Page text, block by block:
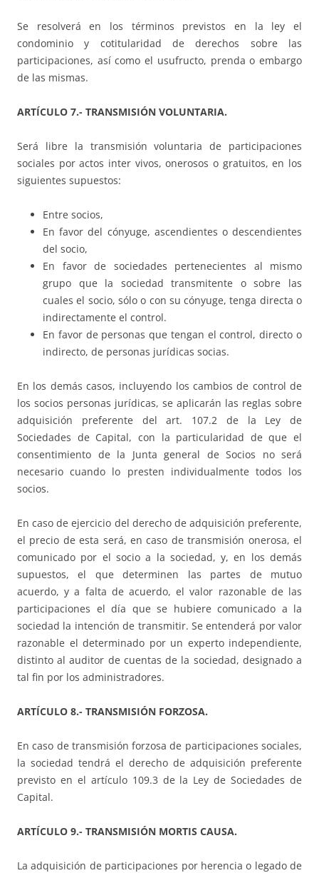
Se resolverá en los términos previstos en la ley el
condominio y cotitularidad de derechos sobre las
participaciones, así como el usufructo, prenda o embargo
de las mismas.
ARTÍCULO 7.- TRANSMISIÓN VOLUNTARIA.
Será libre la transmisión voluntaria de participaciones
sociales por actos inter vivos, onerosos o gratuitos, en los
siguientes supuestos:
Entre socios,
En favor del cónyuge, ascendientes o descendientes
del socio,
En favor de sociedades pertenecientes al mismo
grupo que la sociedad transmitente o sobre las
cuales el socio, sólo o con su cónyuge, tenga directa o
indirectamente el control.
En favor de personas que tengan el control, directo o
indirecto, de personas jurídicas socias.
En los demás casos, incluyendo los cambios de control de
los socios personas jurídicas, se aplicarán las reglas sobre
adquisición preferente del art. 107.2 de la Ley de
Sociedades de Capital, con la particularidad de que el
consentimiento de la Junta general de Socios no será
necesario cuando lo presten individualmente todos los
socios.
En caso de ejercicio del derecho de adquisición preferente,
el precio de esta será, en caso de transmisión onerosa, el
comunicado por el socio a la sociedad, y, en los demás
supuestos, el que determinen las partes de mutuo
acuerdo, y a falta de acuerdo, el valor razonable de las
participaciones el día que se hubiere comunicado a la
sociedad la intención de transmitir. Se entenderá por valor
razonable el determinado por un experto independiente,
distinto al auditor de cuentas de la sociedad, designado a
tal fin por los administradores.
ARTÍCULO 8.- TRANSMISIÓN FORZOSA.
En caso de transmisión forzosa de participaciones sociales,
la sociedad tendrá el derecho de adquisición preferente
previsto en el artículo 109.3 de la Ley de Sociedades de
Capital.
ARTÍCULO 9.- TRANSMISIÓN MORTIS CAUSA.
La adquisición de participaciones por herencia o legado de